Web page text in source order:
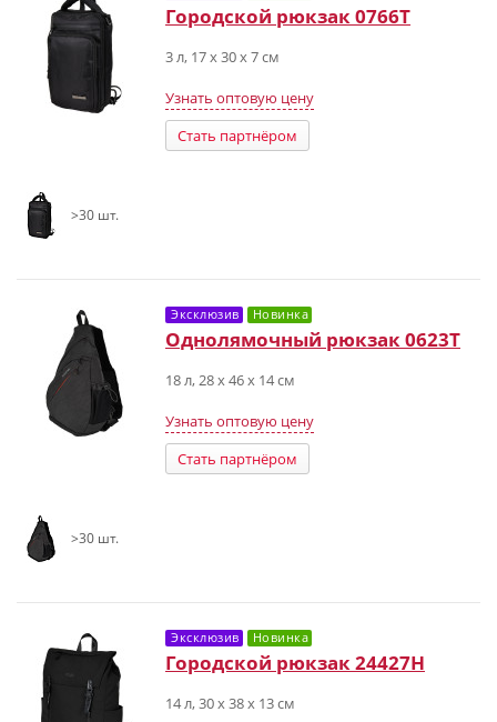
Городской рюкзак 0766T
3 л, 17 х 30 х 7 см
Узнать оптовую цену
Стать партнёром
>30 шт.
Эксклюзив Новинка
Однолямочный рюкзак 0623T
18 л, 28 х 46 х 14 см
Узнать оптовую цену
Стать партнёром
>30 шт.
Эксклюзив Новинка
Городской рюкзак 24427Н
14 л, 30 х 38 х 13 см